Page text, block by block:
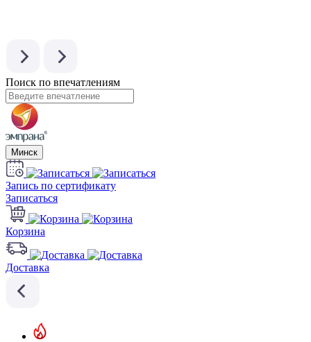
Поиск по впечатлениям
Минск
Запись по сертификату
Записаться
Корзина
Доставка